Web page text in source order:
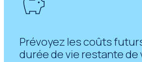
Prévoyez les coûts
durée de vie restante de